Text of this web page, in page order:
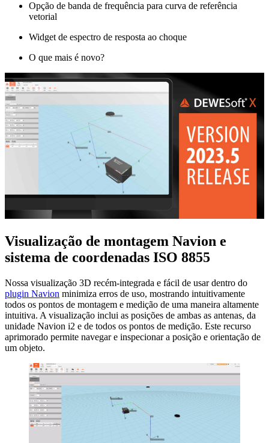
Opção de banda de frequência para curva de referência
vetorial
Widget de espectro de resposta ao choque
O que mais é novo?
Visualização de montagem Navion e
sistema de coordenadas ISO 8855
Nossa visualização 3D recém-integrada e fácil de usar dentro do
plugin Navion minimiza erros de uso, mostrando intuitivamente
todos os pontos de montagem e medição de uma maneira altamente
intuitiva. A visualização inclui as posições de ambas as antenas, da
unidade Navion i2 e de todos os pontos de medição. Este recurso
aprimorado permite navegar e inspecionar a posição e orientação de
um objeto.